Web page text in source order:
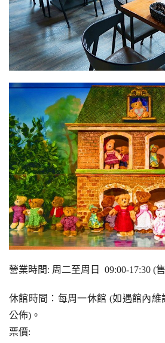
營業時間: 周二至周日  09:00-17:30 (
休館時間：每周一休館 (如遇館內
公佈)。
票價: